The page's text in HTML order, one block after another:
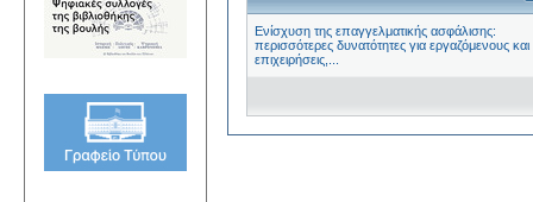
Ενίσχυση της επαγγελματικής ασφάλισης:
περισσότερες δυνατότητες για εργαζόμενους και
επιχειρήσεις,...